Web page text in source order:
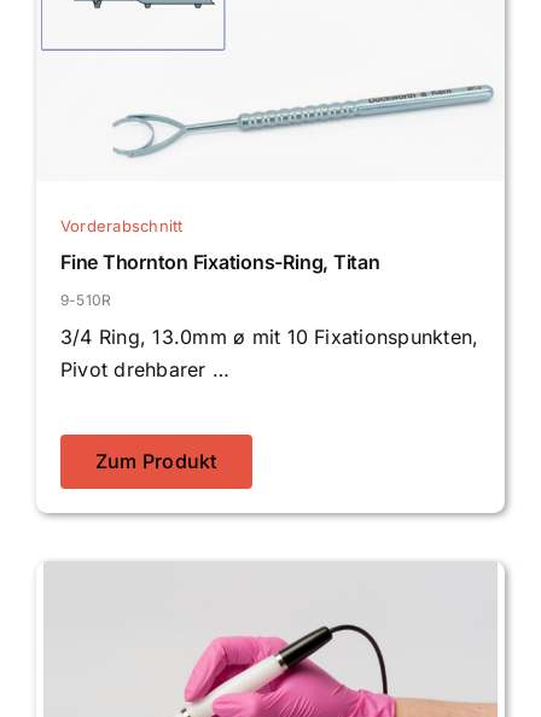
Vorderabschnitt
Fine Thornton Fixations-Ring, Titan
9-510R
3/4 Ring, 13.0mm ø mit 10 Fixationspunkten,
Pivot drehbarer …
Zum Produkt